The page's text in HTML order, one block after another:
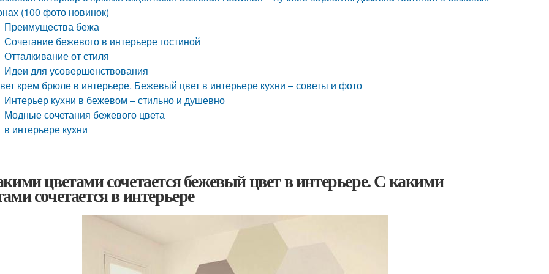
(100 фото новинок)
Преимущества бежа
Сочетание бежевого в интерьере гостиной
Отталкивание от стиля
Идеи для усовершенствования
крем брюле в интерьере. Бежевый цвет в интерьере кухни – советы и фото
Интерьер кухни в бежевом – стильно и душевно
Модные сочетания бежевого цвета
в интерьере кухни
цветами сочетается бежевый цвет в интерьере. С какими
сочетается в интерьере